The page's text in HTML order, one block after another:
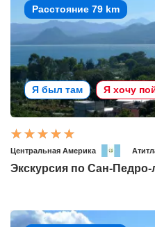
Расстояние 79 km
Я был там Я хочу
Центральная Америка
Экскурсия по Сан-Педро-